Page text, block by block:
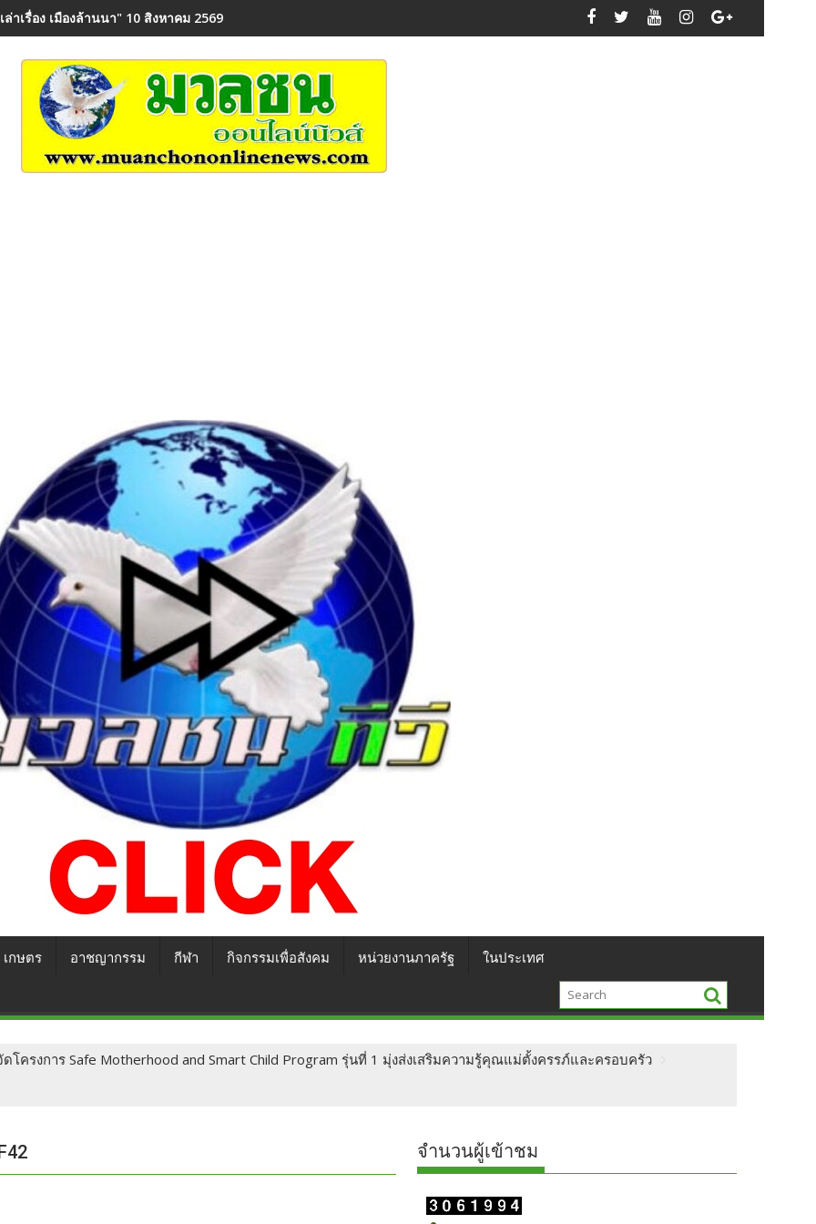
ล่าเรื่อง เมืองล้านนา" 10 สิงหาคม 2569
เกษตร อาชญากรรม กีฬา กิจกรรมเพื่อสังคม หน่วยงานภาครัฐ ในประเทศ
ดโครงการ Safe Motherhood and Smart Child Program รุ่นที่ 1 มุ่งส่งเสริมความรู้คุณแม่ตั้งครรภ์และครอบครัว
จำนวนผู้เข้าชม